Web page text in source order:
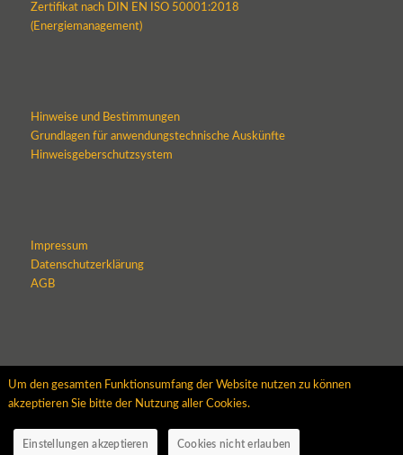
Zertifikat nach DIN EN ISO 50001:2018
(Energiemanagement)
Hinweise und Bestimmungen
Grundlagen für anwendungstechnische Auskünfte
Hinweisgeberschutzsystem
Impressum
Datenschutzerklärung
AGB
Um den gesamten Funktionsumfang der Website nutzen zu können
akzeptieren Sie bitte der Nutzung aller Cookies.
Einstellungen akzeptieren Cookies nicht erlauben